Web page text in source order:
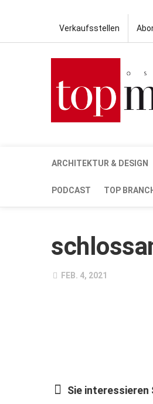
Verkaufsstellen
ARCHITEKTUR & DESIGN
PODCAST TOP
FEB. 4, 2021
Sie interessieren